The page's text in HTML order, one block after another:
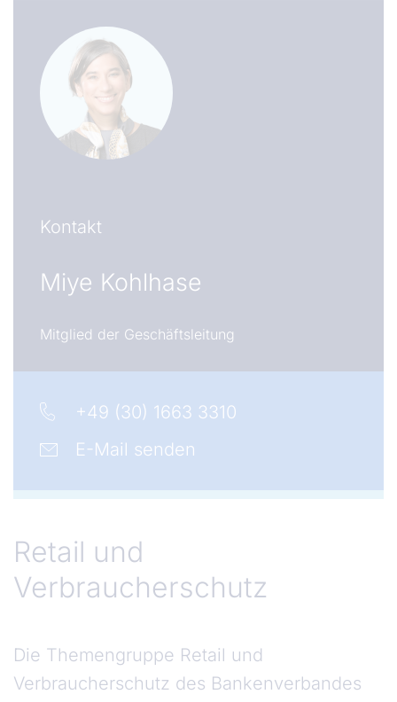
Kontakt
Miye Kohlhase
Mitglied der Geschäftsleitung
+49 (30) 1663 3310
E-Mail senden
Retail und
Verbraucherschutz
Die Themengruppe Retail und
Verbraucherschutz des Bankenverbandes